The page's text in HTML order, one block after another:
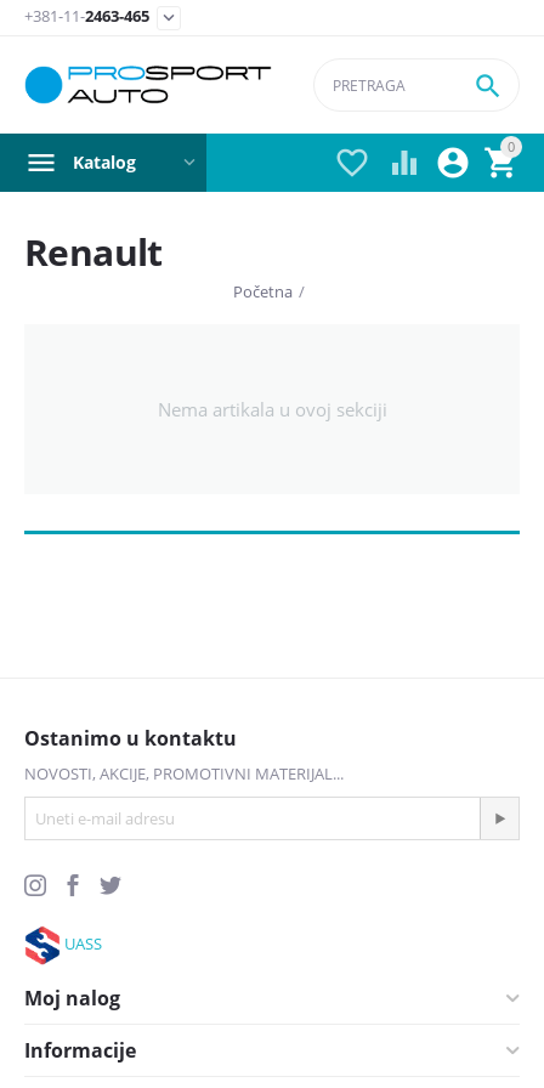
+381-11-2463-465 
0


 

Katalog
Renault
Početna /
Nema artikala u ovoj sekciji
Ostanimo u kontaktu
NOVOSTI, AKCIJE, PROMOTIVNI MATERIJAL...
UASS
Moj nalog
Informacije